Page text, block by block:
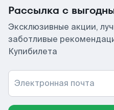
Рассылка с
Эксклюзивные акции,
заботливые
Купибилета
Электронная почта